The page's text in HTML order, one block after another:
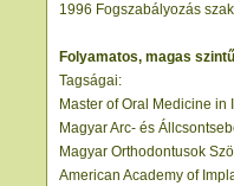
1996 Fogszabályozás
Folyamatos, magas
Tagságai:
Master of Oral Medicine in
Magyar Arc- és
Magyar Orthodontusok
American Academy of